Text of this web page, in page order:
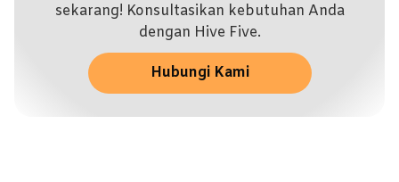
sekarang! Konsultasikan kebutuhan Anda
dengan Hive Five.
Hubungi Kami